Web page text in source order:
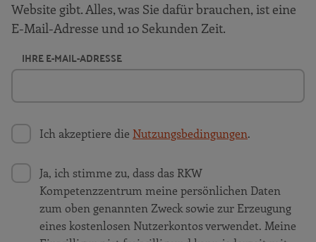
Website gibt. Alles, was Sie dafür brauchen, ist eine
E-Mail-Adresse und 10 Sekunden Zeit.
IHRE E-MAIL-ADRESSE
Ich akzeptiere die Nutzungsbedingungen.
Ja, ich stimme zu, dass das RKW
Kompetenzzentrum meine persönlichen Daten
zum oben genannten Zweck sowie zur Erzeugung
eines kostenlosen Nutzerkontos verwendet. Meine